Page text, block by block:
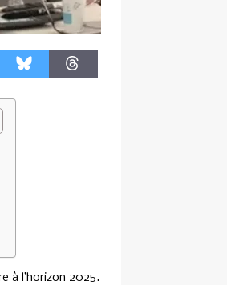
à l’horizon 2025.